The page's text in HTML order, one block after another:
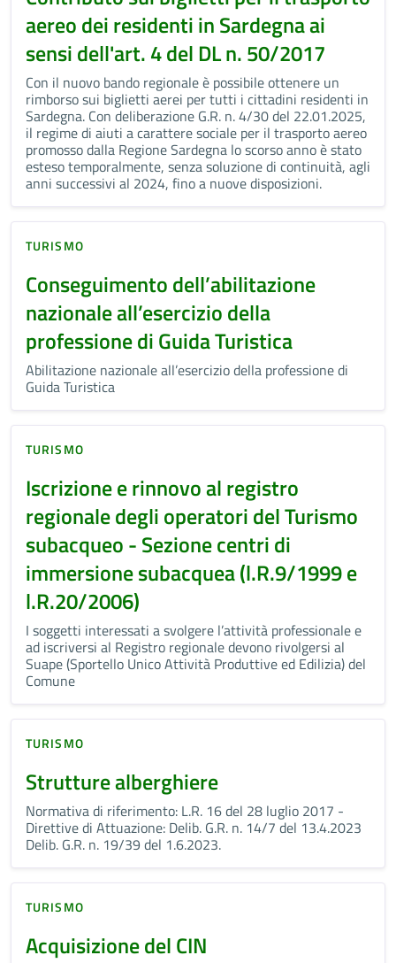
aereo dei residenti in Sardegna ai
sensi dell'art. 4 del DL n. 50/2017
Con il nuovo bando regionale è possibile ottenere un
rimborso sui biglietti aerei per tutti i cittadini residenti in
Sardegna. Con deliberazione G.R. n. 4/30 del 22.01.2025,
il regime di aiuti a carattere sociale per il trasporto aereo
promosso dalla Regione Sardegna lo scorso anno è stato
esteso temporalmente, senza soluzione di continuità, agli
anni successivi al 2024, fino a nuove disposizioni.
TURISMO
Conseguimento dell’abilitazione
nazionale all’esercizio della
professione di Guida Turistica
Abilitazione nazionale all’esercizio della professione di
Guida Turistica
TURISMO
Iscrizione e rinnovo al registro
regionale degli operatori del Turismo
subacqueo - Sezione centri di
immersione subacquea (l.R.9/1999 e
l.R.20/2006)
I soggetti interessati a svolgere l’attività professionale e
ad iscriversi al Registro regionale devono rivolgersi al
Suape (Sportello Unico Attività Produttive ed Edilizia) del
Comune
TURISMO
Strutture alberghiere
Normativa di riferimento: L.R. 16 del 28 luglio 2017 -
Direttive di Attuazione: Delib. G.R. n. 14/7 del 13.4.2023
Delib. G.R. n. 19/39 del 1.6.2023.
TURISMO
Acquisizione del CIN